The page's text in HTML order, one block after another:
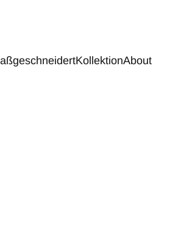
KollektionAbout